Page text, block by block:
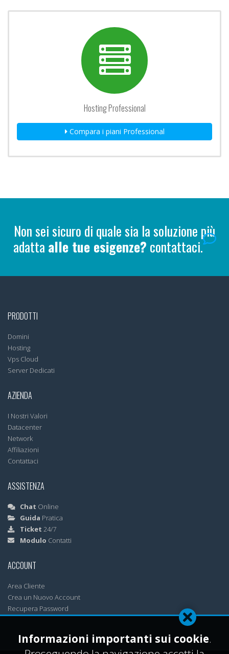
Hosting Professional
Compara i piani Professional
Non sei sicuro di quale sia la soluzione più
adatta alle tue esigenze? contattaci.
PRODOTTI
Domini
Hosting
Vps Cloud
Server Dedicati
AZIENDA
I Nostri Valori
Datacenter
Network
Affiliazioni
Contattaci
ASSISTENZA
Chat Online
Guida Pratica
Ticket 24/7
Modulo Contatti
ACCOUNT
Area Cliente
Crea un Nuovo Account
Recupera Password
Informazioni importanti sui cookie.